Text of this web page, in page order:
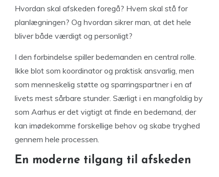
Hvordan skal afskeden foregå? Hvem skal stå for
planlægningen? Og hvordan sikrer man, at det hele
bliver både værdigt og personligt?
I den forbindelse spiller bedemanden en central rolle.
Ikke blot som koordinator og praktisk ansvarlig, men
som menneskelig støtte og sparringspartner i en af
livets mest sårbare stunder. Særligt i en mangfoldig by
som Aarhus er det vigtigt at finde en bedemand, der
kan imødekomme forskellige behov og skabe tryghed
gennem hele processen.
En moderne tilgang til afskeden